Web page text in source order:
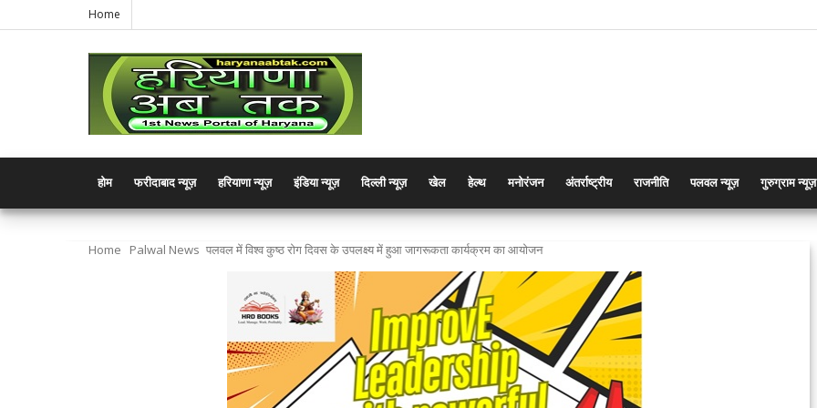
Home
होम फरीदाबाद न्यूज़ हरियाणा न्यूज़ इंडिया न्यूज़ दिल्ली न्यूज़ खेल हेल्थ मनोरंजन अंतर्राष्ट्रीय राजनीति पलवल न्यूज़ गुरुग्राम न्यूज़
Home Palwal News पलवल में विश्व कुष्ठ रोग दिवस के उपलक्ष्य में हुआ जागरूकता कार्यक्रम का आयोजन